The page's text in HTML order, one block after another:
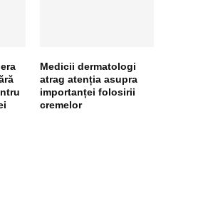
Medicii dermatologi
atrag atenția asupra
importanței folosirii
cremelor